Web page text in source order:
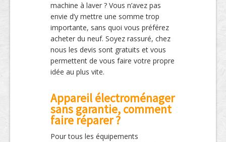
machine à laver ? Vous n’avez pas
envie d’y mettre une somme trop
importante, sans quoi vous préférez
acheter du neuf. Soyez rassuré, chez
nous les devis sont gratuits et vous
permettent de vous faire votre propre
idée au plus vite.
Appareil électroménager
sans garantie, comment
faire réparer ?
Pour tous les équipements